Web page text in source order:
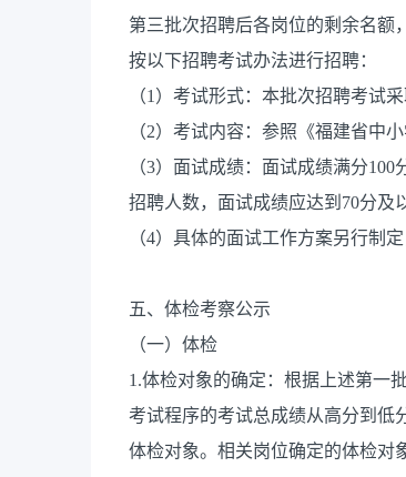
第三批次招聘后各岗位的剩余名额
按以下招聘考试办法进行招聘：
（1）考试形式：本批次招聘考试
（2）考试内容：参照《福建省中
（3）面试成绩：面试成绩满分
招聘人数，面试成绩应达到70分及
（4）具体的面试工作方案另行制
五、体检考察公示
（一）体检
1.体检对象的确定：根据上述第一
考试程序的考试总成绩从高分到低
体检对象。相关岗位确定的体检对